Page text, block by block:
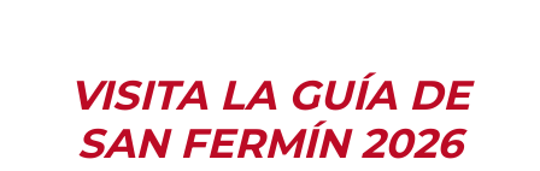
VISITA LA GUÍA DE
SAN FERMÍN 2026